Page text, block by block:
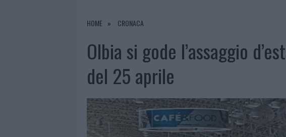
6 AGOSTO 2026 |
HOME CRONACA
Olbia si gode l’assaggio
del 25 aprile